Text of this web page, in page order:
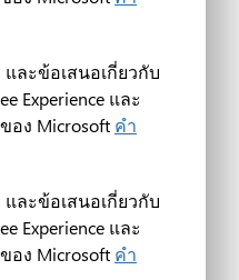
ละข้อเสนอเกี่ยวกับ
Experience และ
ง Microsoft คำ
ละข้อเสนอเกี่ยวกับ
Experience และ
ง Microsoft คำ